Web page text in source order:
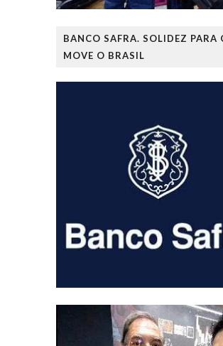
BANCO SAFRA. SOLIDEZ PARA
MOVE O BRASIL